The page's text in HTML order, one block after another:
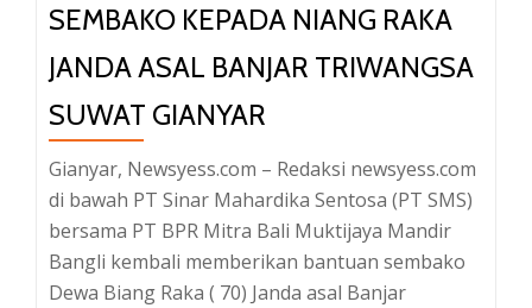
Bawang
Merah
Rendah
SEMBAKO KEPADA NIANG RAKA
JANDA ASAL BANJAR TRIWANGSA
SUWAT GIANYAR
Gianyar, Newsyess.com – Redaksi newsyess.com
di bawah PT Sinar Mahardika Sentosa (PT SMS)
bersama PT BPR Mitra Bali Muktijaya Mandir
Bangli kembali memberikan bantuan sembako
Dewa Biang Raka ( 70) Janda asal Banjar